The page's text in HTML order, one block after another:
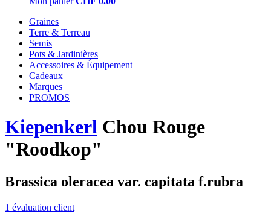
Graines
Terre & Terreau
Semis
Pots & Jardinières
Accessoires & Équipement
Cadeaux
Marques
PROMOS
Kiepenkerl Chou Rouge
"Roodkop"
Brassica oleracea var. capitata f.rubra
1 évaluation client